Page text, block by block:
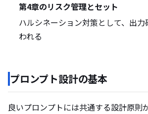
第4章のリスク管理とセット
ハルシネーション対策として、出
われる
プロンプト設計の基本
良いプロンプトには共通する設計原則